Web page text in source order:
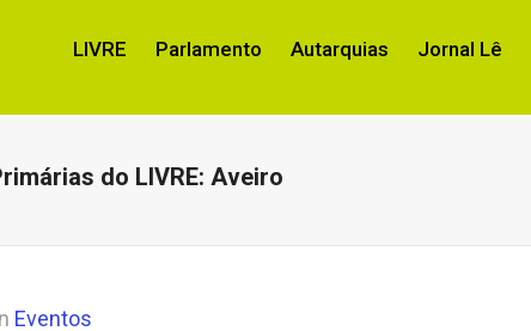
LIVRE Parlamento Autarquias Jornal Lê
do LIVRE: Aveiro
Eventos